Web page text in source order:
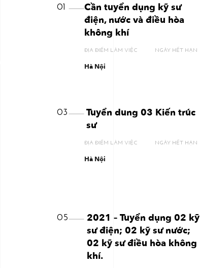
01
Cần tuyển dụng kỹ sư
điện, nước và điều hòa
không khí
ĐỊA ĐIỂM LÀM VIỆC
Hà Nội
NGÀY HẾT HẠN
03
Tuyển dung 03 Kiến trúc
sư
ĐỊA ĐIỂM LÀM VIỆC
Hà Nội
NGÀY HẾT HẠN
05
2021 – Tuyển dụng 02 kỹ
sư điện; 02 kỹ sư nước;
02 kỹ sư điều hòa không
khí.